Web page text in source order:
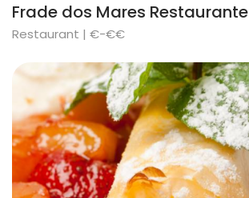
Frade dos Mares Restaurante
Restaurant | €-€€